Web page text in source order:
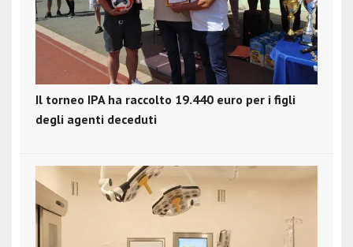
Il torneo IPA ha raccolto 19.440 euro per i figli
degli agenti deceduti